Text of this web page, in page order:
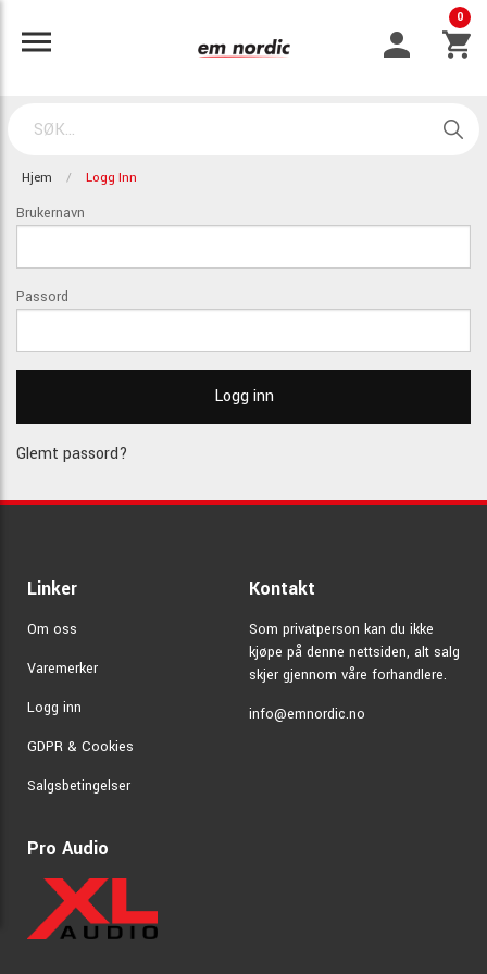
0
Hjem Logg Inn
Brukernavn
Passord
Glemt passord?
Linker
Om oss
Varemerker
Logg inn
GDPR & Cookies
Salgsbetingelser
Kontakt
Som privatperson kan du ikke
kjøpe på denne nettsiden, alt salg
skjer gjennom våre forhandlere.
info@emnordic.no
Pro Audio